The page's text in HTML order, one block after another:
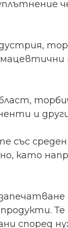
и
със
като
според